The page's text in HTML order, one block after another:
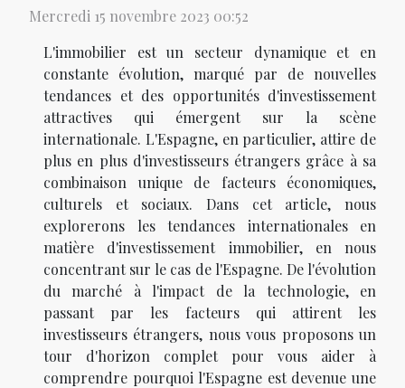
Mercredi 15 novembre 2023 00:52
L'immobilier est un secteur dynamique et en
constante évolution, marqué par de nouvelles
tendances et des opportunités d'investissement
attractives qui émergent sur la scène
internationale. L'Espagne, en particulier, attire de
plus en plus d'investisseurs étrangers grâce à sa
combinaison unique de facteurs économiques,
culturels et sociaux. Dans cet article, nous
explorerons les tendances internationales en
matière d'investissement immobilier, en nous
concentrant sur le cas de l'Espagne. De l'évolution
du marché à l'impact de la technologie, en
passant par les facteurs qui attirent les
investisseurs étrangers, nous vous proposons un
tour d'horizon complet pour vous aider à
comprendre pourquoi l'Espagne est devenue une